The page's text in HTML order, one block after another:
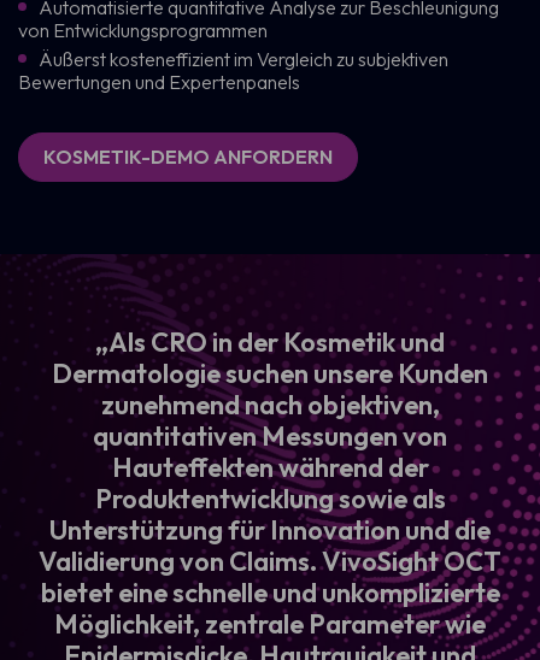
Automatisierte quantitative Analyse zur Beschleunigung
von Entwicklungsprogrammen
Äußerst kosteneffizient im Vergleich zu subjektiven
Bewertungen und Expertenpanels
KOSMETIK-DEMO ANFORDERN
„Als CRO in der Kosmetik und
Dermatologie suchen unsere Kunden
zunehmend nach objektiven,
quantitativen Messungen von
Hauteffekten während der
Produktentwicklung sowie als
Unterstützung für Innovation und die
Validierung von Claims. VivoSight OCT
bietet eine schnelle und unkomplizierte
Möglichkeit, zentrale Parameter wie